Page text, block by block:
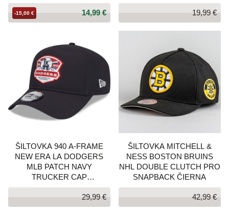
14,99 €
-15,00 € 19,99 €
ŠILTOVKA 940 A-FRAME
NEW ERA LA DODGERS
MLB PATCH NAVY
TRUCKER CAP
TMAVOMODRÁ
29,99 €
ŠILTOVKA MITCHELL &
NESS BOSTON BRUINS
NHL DOUBLE CLUTCH PRO
SNAPBACK ČIERNA
42,99 €